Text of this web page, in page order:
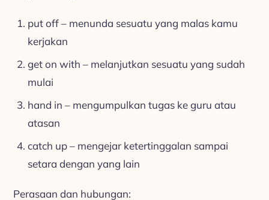
put off – menunda sesuatu yang malas kamu
kerjakan
get on with – melanjutkan sesuatu yang sudah
mulai
hand in – mengumpulkan tugas ke guru atau
atasan
catch up – mengejar ketertinggalan sampai
setara dengan yang lain
Perasaan dan hubungan: